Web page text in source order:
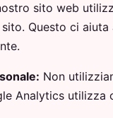
sito web
Questo ci
Non
Analytics utilizza